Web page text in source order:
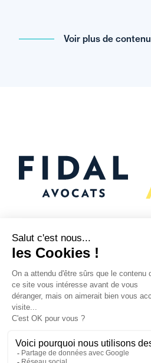
Voir plus de
Vous souhaitez
avec nous ?
Nous sommes
à votre écoute
Vos enjeux